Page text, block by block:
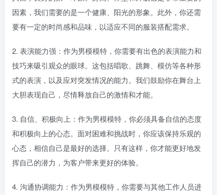
因素，我们需要的是一个健康、阳光的形象。此外，你还需
要有一定的时尚感和品味，以适应不同的服装搭配需求。
2. 表演能力强：作为男模模特，你需要有出色的表演能力和
技巧来吸引观众的眼球。这包括唱歌、跳舞、模仿等各种形
式的表演，以及应对突发情况的能力。我们鼓励你在舞台上
大胆表现自己，尽情释放自己的激情和才能。
3. 自信、积极向上：作为男模模特，你必须具备自信的态度
和积极向上的心态。面对困难和挑战时，你应该保持乐观的
心态，相信自己是最好的选择。只有这样，你才能更好地发
挥自己的潜力，为客户带来更好的体验。
4. 沟通协调能力：作为男模模特，你需要与其他工作人员进